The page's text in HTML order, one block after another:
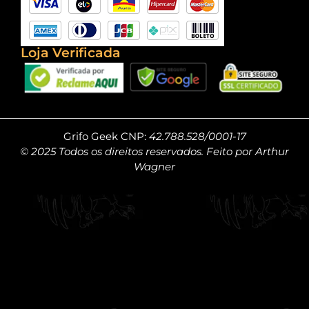
Loja Verificada
Grifo Geek CNP: 42.788.528/0001-17
© 2025 Todos os direitos reservados. Feito por Arthur
Wagner